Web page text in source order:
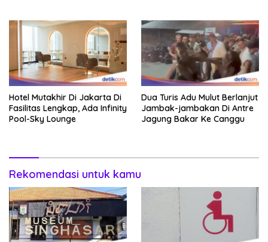
Hotel Mutakhir Di Jakarta Di
Fasilitas Lengkap, Ada Infinity
Pool-Sky Lounge
Dua Turis Adu Mulut Berlanjut
Jambak-jambakan Di Antre
Jagung Bakar Ke Canggu
Rekomendasi untuk kamu